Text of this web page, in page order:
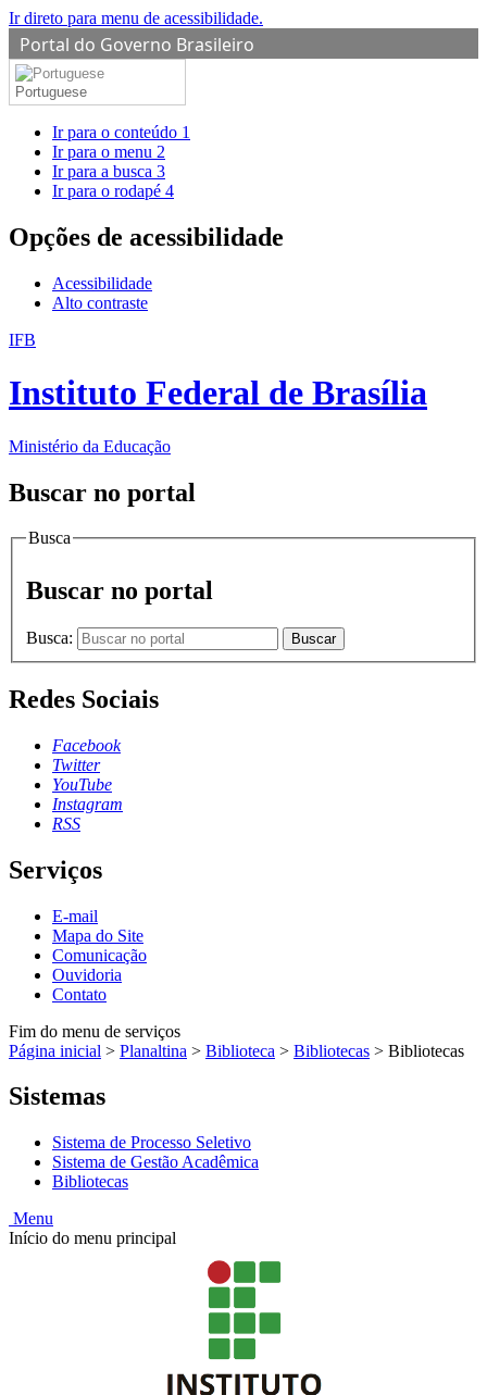
Ir direto para menu de acessibilidade.
Portal do Governo Brasileiro
Portuguese
Ir para o conteúdo 1
Ir para o menu 2
Ir para a busca 3
Ir para o rodapé 4
Opções de acessibilidade
Acessibilidade
Alto contraste
IFB
Instituto Federal de Brasília
Ministério da Educação
Buscar no portal
Busca
Buscar no portal
Busca: Buscar
Redes Sociais
Facebook
Twitter
YouTube
Instagram
RSS
Serviços
E-mail
Mapa do Site
Comunicação
Ouvidoria
Contato
Fim do menu de serviços
Página inicial > Planaltina > Biblioteca > Bibliotecas > Bibliotecas
Sistemas
Sistema de Processo Seletivo
Sistema de Gestão Acadêmica
Bibliotecas
Menu
Início do menu principal